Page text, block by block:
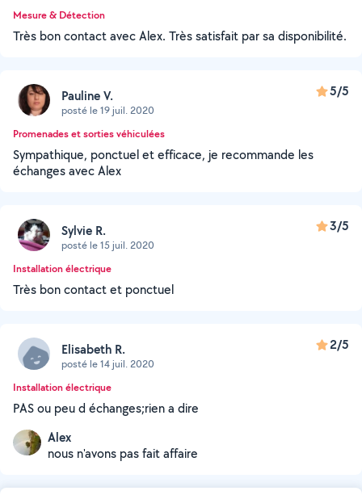
Mesure & Détection
Très bon contact avec Alex. Très satisfait par sa disponibilité.
Pauline V.
posté le 19 juil. 2020
5/5
Promenades et sorties véhiculées
Sympathique, ponctuel et efficace, je recommande les
échanges avec Alex
Sylvie R.
posté le 15 juil. 2020
3/5
Installation électrique
Très bon contact et ponctuel
Elisabeth R.
posté le 14 juil. 2020
2/5
Installation électrique
PAS ou peu d échanges;rien a dire
Alex
nous n'avons pas fait affaire